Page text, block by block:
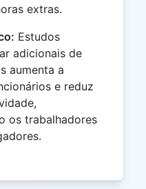
extras.
Estudos
adicionais de
aumenta a
e reduz
os trabalhadores